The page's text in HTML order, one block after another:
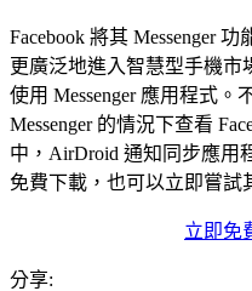
Facebook 將其 Messenger
更廣泛地進入智慧型手機
使用 Messenger 應用程式
Messenger 的情況下查看
中，AirDroid 通知同步應用
免費下載，也可以立即嘗試
立即免
分享: